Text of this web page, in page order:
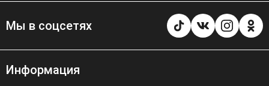
Мы в соцсетях
Информация